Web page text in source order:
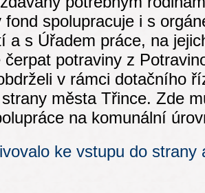
fond spolupracuje i s
a s Úřadem práce, na
čerpat potraviny z
v rámci dotačního
města Třince. Zde
na komunální
ke vstupu do strany